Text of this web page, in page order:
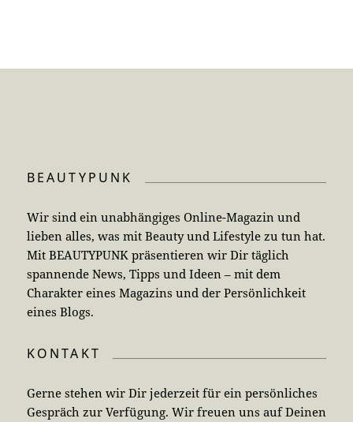
BEAUTYPUNK
Wir sind ein unabhängiges Online-Magazin und
lieben alles, was mit Beauty und Lifestyle zu tun hat.
Mit BEAUTYPUNK präsentieren wir Dir täglich
spannende News, Tipps und Ideen – mit dem
Charakter eines Magazins und der Persönlichkeit
eines Blogs.
KONTAKT
Gerne stehen wir Dir jederzeit für ein persönliches
Gespräch zur Verfügung. Wir freuen uns auf Deinen